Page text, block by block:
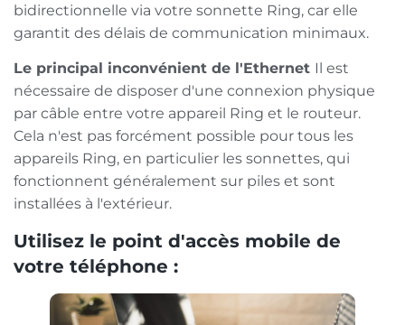
bidirectionnelle via votre sonnette Ring, car elle
garantit des délais de communication minimaux.
Le principal inconvénient de l'Ethernet Il est
nécessaire de disposer d'une connexion physique
par câble entre votre appareil Ring et le routeur.
Cela n'est pas forcément possible pour tous les
appareils Ring, en particulier les sonnettes, qui
fonctionnent généralement sur piles et sont
installées à l'extérieur.
Utilisez le point d'accès mobile de
votre téléphone :